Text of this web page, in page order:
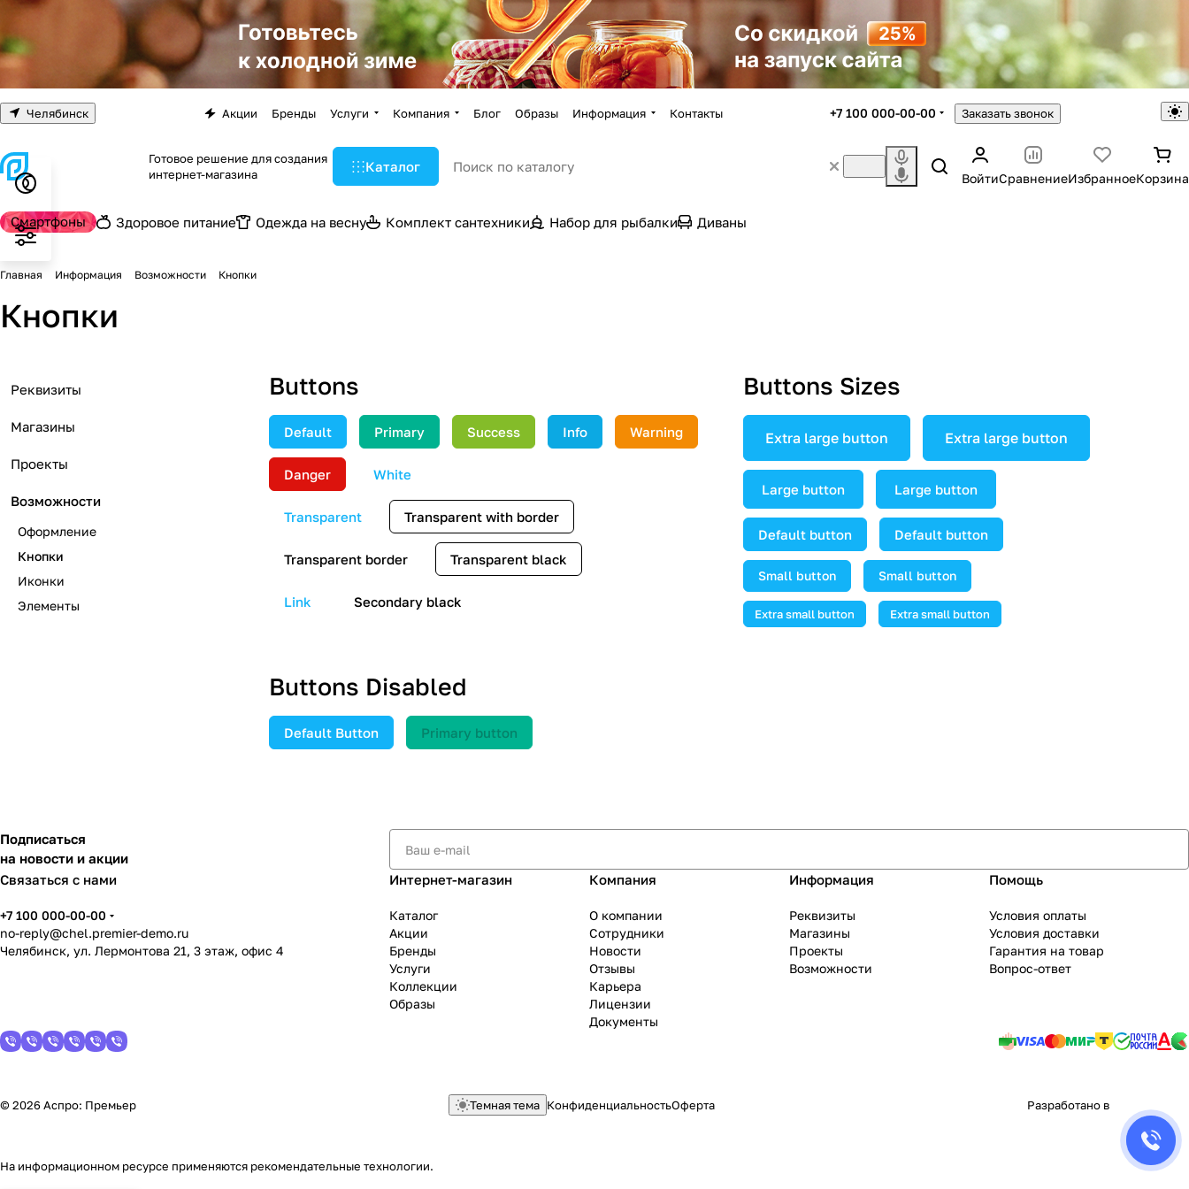
Челябинск Акции Бренды Услуги Компания Блог Образы Информация Контакты +7 100 000-00-00 Заказать звонок
Готовое решение для создания
интернет-магазина
Каталог
ВойтиСравнениеИзбранноеКорзина
Смартфоны Здоровое питание Одежда на весну Комплект сантехники Набор для рыбалки Диваны
Главная Информация Возможности Кнопки
Кнопки
Buttons
Default Primary Success Info Warning
Danger White
Transparent Transparent with border
Transparent border Transparent black
Link Secondary black
Buttons Disabled
Default Button Primary button
Buttons Sizes
Extra large button Extra large button
Large button Large button
Default button Default button
Small button Small button
Extra small button Extra small button
Реквизиты
Магазины
Проекты
Возможности
Оформление
Кнопки
Иконки
Элементы
Подписаться
на новости и акции
Связаться с нами
+7 100 000-00-00
no-reply@chel.premier-demo.ru
Челябинск, ул. Лермонтова 21, 3 этаж, офис 4
Интернет-магазин
Каталог
Акции
Бренды
Услуги
Коллекции
Образы
Компания
О компании
Сотрудники
Новости
Отзывы
Карьера
Лицензии
Документы
Информация
Реквизиты
Магазины
Проекты
Возможности
Помощь
Условия оплаты
Условия доставки
Гарантия на товар
Вопрос-ответ
© 2026 Аспро: Премьер Темная тема КонфиденциальностьОферта Разработано в
На информационном ресурсе применяются рекомендательные технологии.